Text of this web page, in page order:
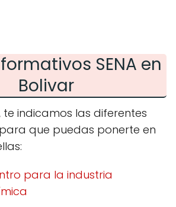
SENA en
Bolivar
te indicamos las diferentes
para que puedas ponerte en
para la industria